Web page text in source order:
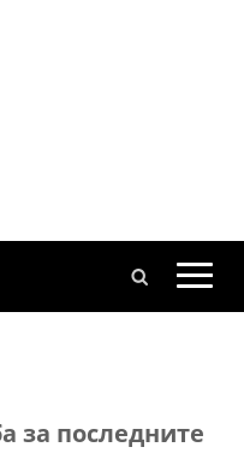
за последните